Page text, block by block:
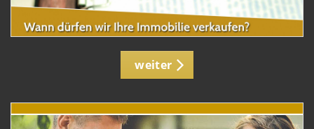
weiter